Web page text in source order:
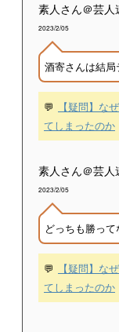
素人さん＠芸人
2023/2/05
酒寄さんは結局
💬
【疑問】な
てしまったのか
素人さん＠芸人
2023/2/05
どっちも勝って
💬
【疑問】な
てしまったのか